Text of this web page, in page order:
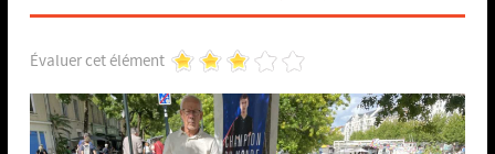
Évaluer cet élément